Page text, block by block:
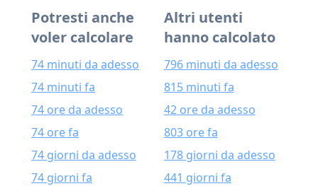
Potresti anche
voler calcolare
74 minuti da adesso
74 minuti fa
74 ore da adesso
74 ore fa
74 giorni da adesso
74 giorni fa
Altri utenti
hanno calcolato
796 minuti da adesso
815 minuti fa
42 ore da adesso
803 ore fa
178 giorni da adesso
441 giorni fa